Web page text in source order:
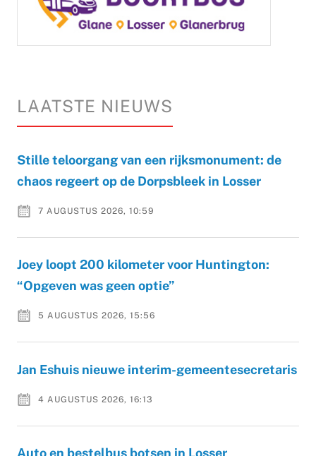
LAATSTE NIEUWS
Stille teloorgang van een rijksmonument: de
chaos regeert op de Dorpsbleek in Losser
7 AUGUSTUS 2026, 10:59
Joey loopt 200 kilometer voor Huntington:
“Opgeven was geen optie”
5 AUGUSTUS 2026, 15:56
Jan Eshuis nieuwe interim-gemeentesecretaris
4 AUGUSTUS 2026, 16:13
Auto en bestelbus botsen in Losser